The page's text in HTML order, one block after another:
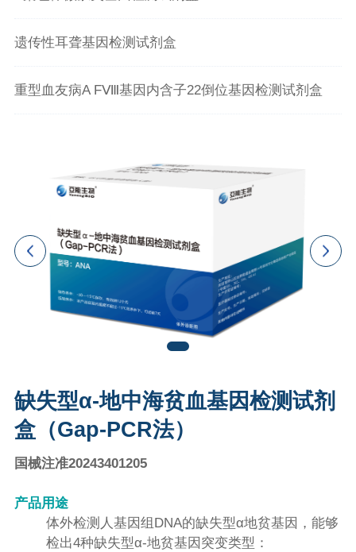
遗传性耳聋基因检测试剂盒
重型血友病A FⅧ基因内含子22倒位基因检测试剂盒
缺失型α-地中海贫血基因检测试剂
盒（Gap-PCR法）
国械注准20243401205
产品用途
体外检测人基因组DNA的缺失型α地贫基因，能够
检出4种缺失型α-地贫基因突变类型：